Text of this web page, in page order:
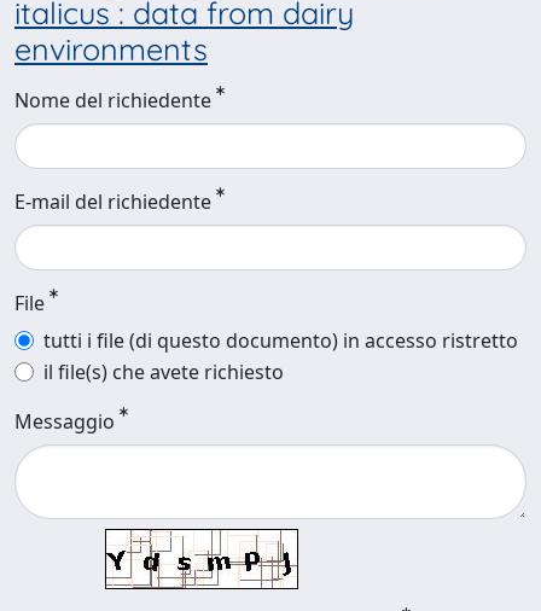
italicus : data from dairy
environments
Nome del richiedente
E-mail del richiedente
File
tutti i file (di questo documento) in accesso ristretto
il file(s) che avete richiesto
Messaggio